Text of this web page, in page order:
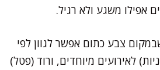
אפילו משגע ולא רגיל.
צבע כתום אפשר לגוון לפי
לאירועים מיוחדים, ורוד (פטל)